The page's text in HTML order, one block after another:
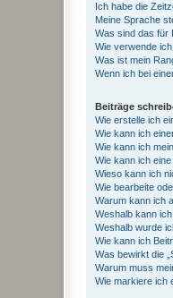
Ich habe die
Meine Sprache
Was sind das für
Wie verwende
Was ist mein
Wenn ich bei
Beiträge
Wie erstelle ich
Wie kann ich
Wie kann ich
Wie kann ich
Wieso kann ich
Wie bearbeite
Warum kann ich
Weshalb kann
Weshalb wurde
Wie kann ich
Was bewirkt die
Warum muss
Wie markiere ich